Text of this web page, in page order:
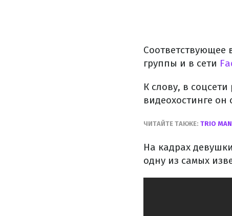
группы и в сети
К слову, в
видеохостинге он
ЧИТАЙТЕ ТАКЖЕ: TRIO
На кадрах
одну из самых